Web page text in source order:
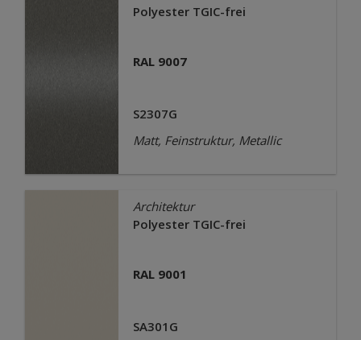
Polyester TGIC-frei
RAL 9007
S2307G
Matt, Feinstruktur, Metallic
Architektur
Polyester TGIC-frei
RAL 9001
SA301G